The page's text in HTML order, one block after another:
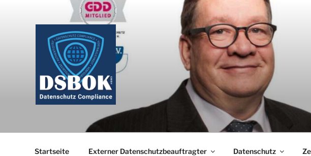
Startseite Externer Datenschutzbeauftragter Datenschutz